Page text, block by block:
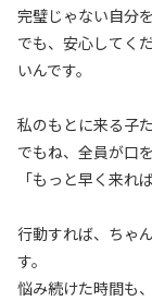
完璧じゃない自分
でも、安心してく
いんです。
私のもとに来る子
でもね、全員が口
「もっと早く来れ
行動すれば、ちゃ
す。
悩み続けた時間も